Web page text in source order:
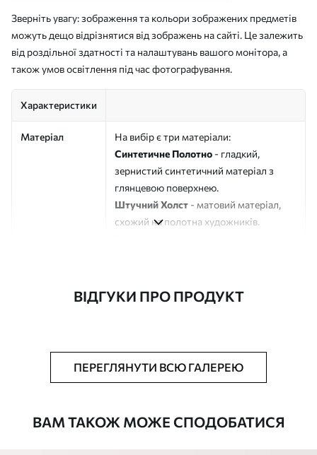
Зверніть увагу: зображення та кольори зображених предметів
можуть дещо відрізнятися від зображень на сайті. Це залежить
від роздільної здатності та налаштувань вашого монітора, а
також умов освітлення під час фотографування.
Характеристики
Матеріал
На вибір є три матеріали:
Синтетичне Полотно - гладкий,
зернистий синтетичний матеріал з
глянцевою поверхнею.
Штучний Холст - матовий матеріал,
схожий на полотна художників.
Додатково Можна додати лакове покриття.
ВІДГУКИ ПРО ПРОДУКТ
ПЕРЕГЛЯНУТИ ВСЮ ГАЛЕРЕЮ
ВАМ ТАКОЖ МОЖЕ СПОДОБАТИСЯ